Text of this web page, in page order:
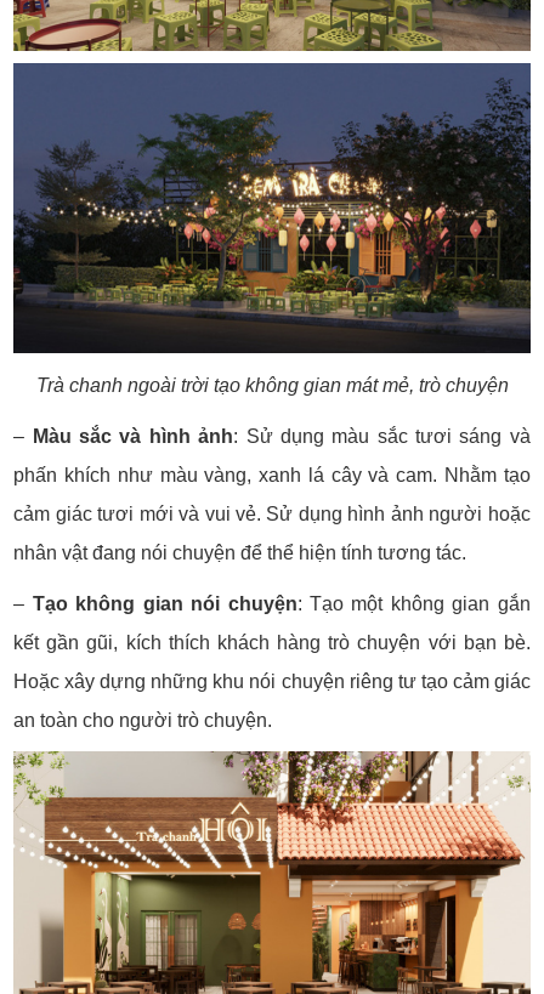
Trà chanh ngoài trời tạo không gian mát mẻ, trò chuyện
– Màu sắc và hình ảnh: Sử dụng màu sắc tươi sáng và
phấn khích như màu vàng, xanh lá cây và cam. Nhằm tạo
cảm giác tươi mới và vui vẻ. Sử dụng hình ảnh người hoặc
nhân vật đang nói chuyện để thể hiện tính tương tác.
– Tạo không gian nói chuyện: Tạo một không gian gắn
kết gần gũi, kích thích khách hàng trò chuyện với bạn bè.
Hoặc xây dựng những khu nói chuyện riêng tư tạo cảm giác
an toàn cho người trò chuyện.